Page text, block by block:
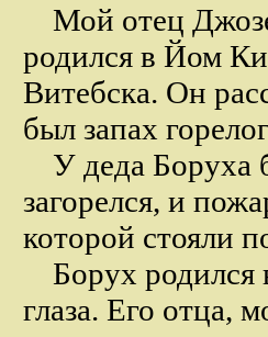
Мой отец
родился в Йом
Витебска. Он
был запах
У деда Боруха
загорелся, и
которой стояли
Борух родился
глаза. Его отца,